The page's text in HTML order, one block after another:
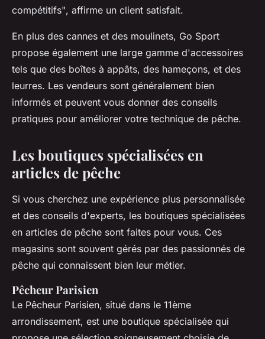
compétitifs", affirme un client satisfait.
En plus des cannes et des moulinets, Go Sport
propose également une large gamme d'accessoires
tels que des boîtes à appâts, des hameçons, et des
leurres. Les vendeurs sont généralement bien
informés et peuvent vous donner des conseils
pratiques pour améliorer votre technique de pêche.
Les boutiques spécialisées en
articles de pêche
Si vous cherchez une expérience plus personnalisée
et des conseils d'experts, les boutiques spécialisées
en articles de pêche sont faites pour vous. Ces
magasins sont souvent gérés par des passionnés de
pêche qui connaissent bien leur métier.
Pêcheur Parisien
Le Pêcheur Parisien, situé dans le 11ème
arrondissement, est une boutique spécialisée qui